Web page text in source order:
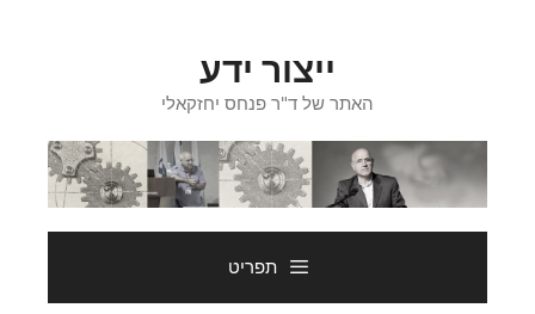
ייצור ידע
האתר של ד"ר פנחס יחזקאלי
תפריט